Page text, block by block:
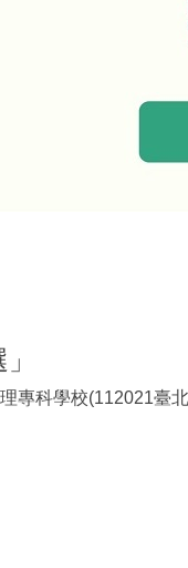
科學校(112021臺